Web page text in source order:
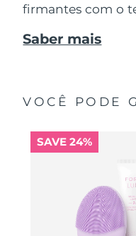
firmantes com o
Saber mais
VOCÊ PODE
SAVE 24%